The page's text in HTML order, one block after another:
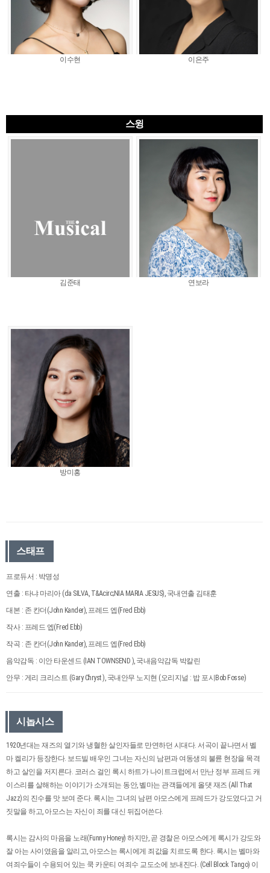
이수현 이은주
스윙
김준태 연보라
방미홍
스태프
프로듀서 : 박명성
연출 : 타냐 마리아 (da SILVA, T&Acirc;NIA MARIA JESUS), 국내연출 김태훈
대본 : 존 칸더(John Kander), 프레드 엡(Fred Ebb)
작사 : 프레드 엡(Fred Ebb)
작곡 : 존 칸더(John Kander), 프레드 엡(Fred Ebb)
음악감독 : 이안 타운센드 (IAN TOWNSEND ), 국내음악감독 박칼린
안무 : 게리 크리스트 (Gary Chryst ), 국내안무 노지현 (오리지널 : 밥 포시Bob Fosse)
시놉시스
1920년대는 재즈의 열기와 냉혈한 살인자들로 만연하던 시대다. 서곡이 끝나면서 벨
마 켈리가 등장한다. 보드빌 배우인 그녀는 자신의 남편과 여동생의 불륜 현장을 목격
하고 살인을 저지른다. 코러스 걸인 록시 하트가 나이트크럽에서 만난 정부 프레드 캐
이스리를 살해하는 이야기가 소개되는 동안, 벨마는 관객들에게 올댓 재즈 (All That
Jazz)의 진수를 맛 보여 준다. 록시는 그녀의 남편 아모스에게 프레드가 강도였다고 거
짓말을 하고, 아모스는 자신이 죄를 대신 뒤집어쓴다.
록시는 감사의 마음을 노래(Funny Honey) 하지만, 곧 경찰은 아모스에게 록시가 강도와
잘 아는 사이였음을 알리고, 아모스는 록시에게 죄값을 치르도록 한다. 록시는 벨마와
여죄수들이 수용되어 있는 쿡 카운티 여죄수 교도소에 보내진다. (Cell Block Tango) 이